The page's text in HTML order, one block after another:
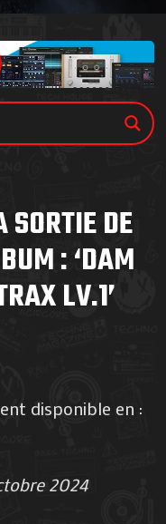
SORTIE DE
: ‘DAM
LV.1’
disponible en :
2024